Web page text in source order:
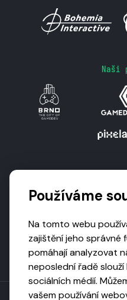
Naši
Používáme
Na tomto webu
zajištění jeho správné
pomáhají analyzovat
neposlední řadě
sociálních médií.
vašem používání